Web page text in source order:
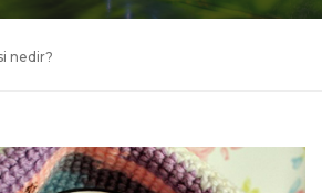
nedir?